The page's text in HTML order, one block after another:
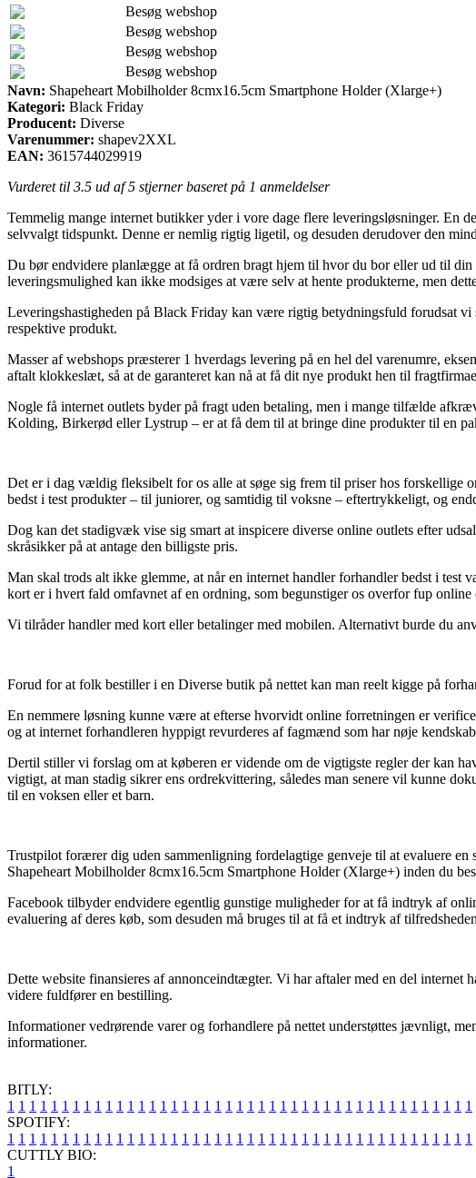
Besøg webshop
Besøg webshop
Besøg webshop
Besøg webshop
Navn: Shapeheart Mobilholder 8cmx16.5cm Smartphone Holder (Xlarge+)
Kategori: Black Friday
Producent: Diverse
Varenummer: shapev2XXL
EAN: 3615744029919
Vurderet til 3.5 ud af 5 stjerner baseret på 1 anmeldelser
Temmelig mange internet butikker yder i vore dage flere leveringsløsninger. En
selvvalgt tidspunkt. Denne er nemlig rigtig ligetil, og desuden derudover den
Du bør endvidere planlægge at få ordren bragt hjem til hvor du bor eller ud til
leveringsmulighed kan ikke modsiges at være selv at hente produkterne, men
Leveringshastigheden på Black Friday kan være rigtig betydningsfuld forudsat vi
respektive produkt.
Masser af webshops præsterer 1 hverdags levering på en hel del varenumre,
aftalt klokkeslæt, så at de garanteret kan nå at få dit nye produkt hen til
Nogle få internet outlets byder på fragt uden betaling, men i mange tilfælde
Kolding, Birkerød eller Lystrup – er at få dem til at bringe dine produkter til en
Det er i dag vældig fleksibelt for os alle at søge sig frem til priser hos forskellige
bedst i test produkter – til juniorer, og samtidig til voksne – eftertrykkeligt, og
Dog kan det stadigvæk vise sig smart at inspicere diverse online outlets efter
skråsikker på at antage den billigste pris.
Man skal trods alt ikke glemme, at når en internet handler forhandler bedst i
kort er i hvert fald omfavnet af en ordning, som begunstiger os overfor fup online
Vi tilråder handler med kort eller betalinger med mobilen. Alternativt burde du
Forud for at folk bestiller i en Diverse butik på nettet kan man reelt kigge på
En nemmere løsning kunne være at efterse hvorvidt online forretningen er
og at internet forhandleren hyppigt revurderes af fagmænd som har nøje
Dertil stiller vi forslag om at køberen er vidende om de vigtigste regler der kan
vigtigt, at man stadig sikrer ens ordrekvittering, således man senere vil kunne
til en voksen eller et barn.
Trustpilot forærer dig uden sammenligning fordelagtige genveje til at evaluere
Shapeheart Mobilholder 8cmx16.5cm Smartphone Holder (Xlarge+) inden du
Facebook tilbyder endvidere egentlig gunstige muligheder for at få indtryk af
evaluering af deres køb, som desuden må bruges til at få et indtryk af
Dette website finansieres af annonceindtægter. Vi har aftaler med en del
videre fuldfører en bestilling.
Informationer vedrørende varer og forhandlere på nettet understøttes jævnligt,
informationer.
BITLY:
1 1 1 1 1 1 1 1 1 1 1 1 1 1 1 1 1 1 1 1 1 1 1 1 1 1 1 1 1 1 1 1 1 1 1 1 1 1 1 1 1 1 1
SPOTIFY:
1 1 1 1 1 1 1 1 1 1 1 1 1 1 1 1 1 1 1 1 1 1 1 1 1 1 1 1 1 1 1 1 1 1 1 1 1 1 1 1 1 1 1
CUTTLY BIO:
1